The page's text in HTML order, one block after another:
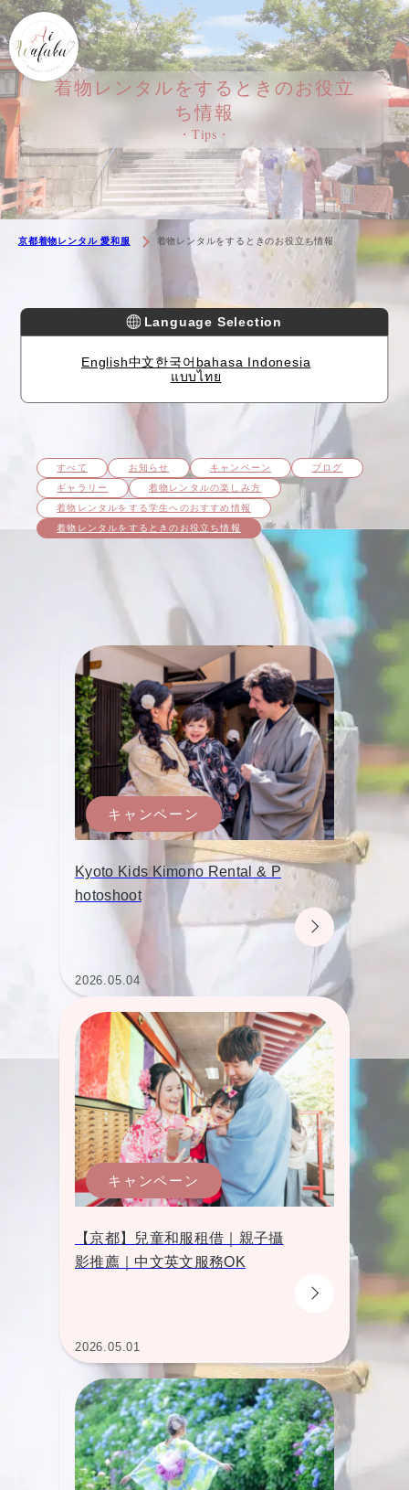
着物レンタルをするときのお役立
ち情報
・Tips・
京都着物レンタル 愛和服 着物レンタルをするときのお役立ち情報
Language Selection
English中文한국어 bahasa Indonesia
แบบไทย
すべて お知らせ キャンペーン
ブログ
ギャラリー
着物レンタルの楽しみ方
着物レンタルをする学⽣へのおすすめ情報
着物レンタルをするときのお役立ち情報
キャンペーン
Kyoto Kids Kimono Rental & P
hotoshoot
2026.05.04
キャンペーン
【京都】兒童和服租借｜親子攝
影推薦｜中文英文服務OK
2026.05.01